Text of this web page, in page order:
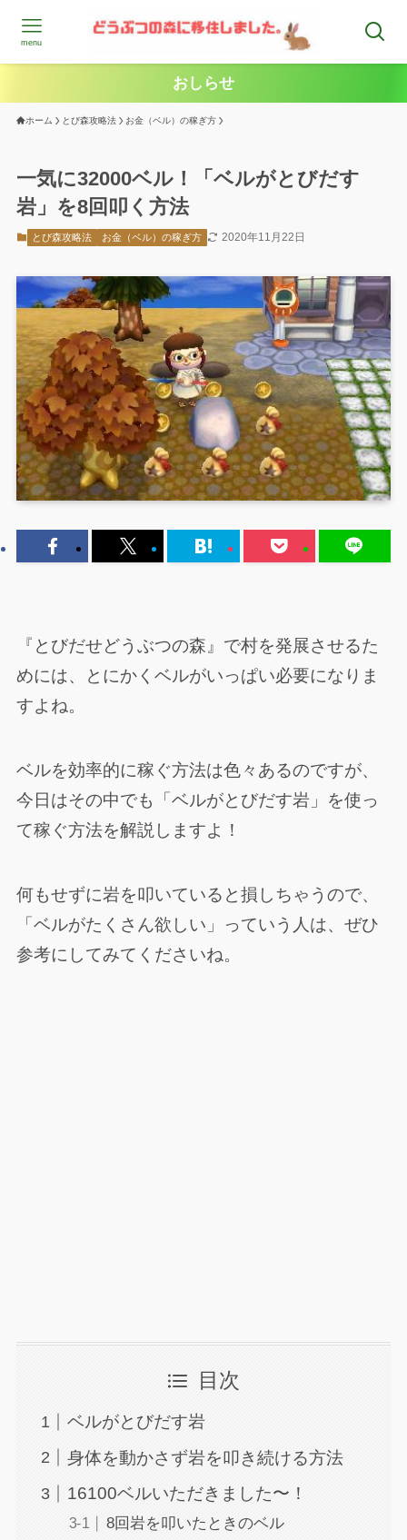
menu
おしらせ
ホーム とび森攻略法 お金（ベル）の稼ぎ方
一気に32000ベル！「ベルがとびだす
岩」を8回叩く方法
とび森攻略法 お金（ベル）の稼ぎ方 2020年11月22日
『とびだせどうぶつの森』で村を発展させるた
めには、とにかくベルがいっぱい必要になりま
すよね。
ベルを効率的に稼ぐ方法は色々あるのですが、
今日はその中でも「ベルがとびだす岩」を使っ
て稼ぐ方法を解説しますよ！
何もせずに岩を叩いていると損しちゃうので、
「ベルがたくさん欲しい」っていう人は、ぜひ
参考にしてみてくださいね。
目次
ベルがとびだす岩
身体を動かさず岩を叩き続ける方法
16100ベルいただきました〜！
8回岩を叩いたときのベル